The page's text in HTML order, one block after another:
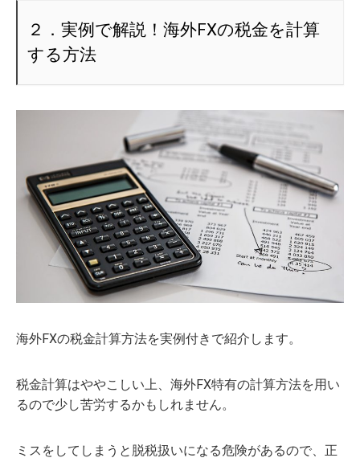
２．実例で解説！海外FXの税金を計算
する方法
海外FXの税金計算方法を実例付きで紹介します。
税金計算はややこしい上、海外FX特有の計算方法を用い
るので少し苦労するかもしれません。
ミスをしてしまうと脱税扱いになる危険があるので、正